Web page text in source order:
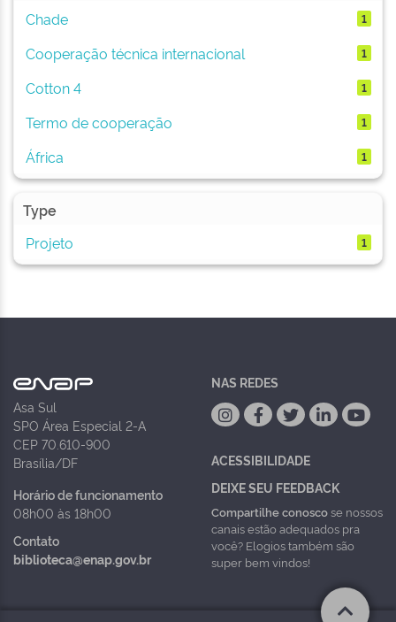
Chade
1
Cooperação técnica internacional 1
Cotton 4 1
Termo de cooperação 1
África 1
Type
Projeto
1
Asa Sul
SPO Área Especial 2-A
CEP 70.610-900
Brasília/DF
Horário de funcionamento
08h00 às 18h00
Contato
biblioteca@enap.gov.br
NAS REDES
ACESSIBILIDADE
DEIXE SEU FEEDBACK
Compartilhe conoscose nossos
canais estão adequados pra
você? Elogios também são
super bem vindos!